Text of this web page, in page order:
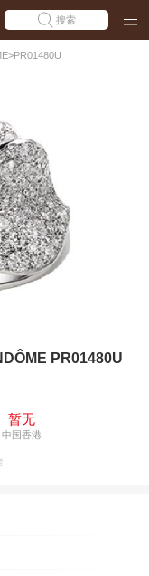
搜索
>PR01480U
PR01480U
暂无
中国香港